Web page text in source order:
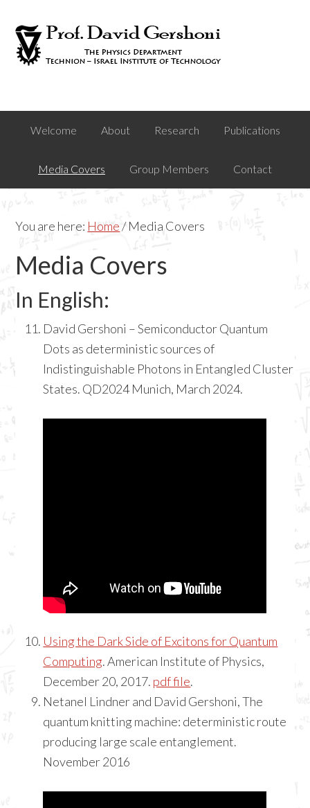
primary
navigation
main
content
Welcome About Research Publications
Media Covers Group Members Contact
You are here: Home/Media Covers
Media Covers
In English:
David Gershoni – Semiconductor Quantum
Dots as deterministic sources of
Indistinguishable Photons in Entangled Cluster
States. QD2024 Munich, March 2024.
Using the Dark Side of Excitons for Quantum
Computing. American Institute of Physics,
December 20, 2017. pdf file.
Netanel Lindner and David Gershoni, The
quantum knitting machine: deterministic route
producing large scale entanglement.
November 2016